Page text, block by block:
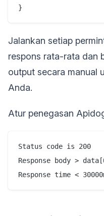
Jalankan setiap
respons rata-rata dan
output secara manual
Anda.
Atur penegasan
Status code is 200
Response body >